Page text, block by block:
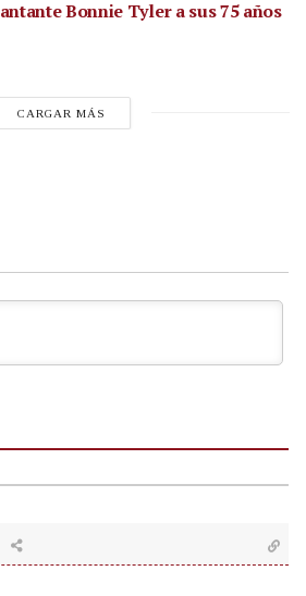
Bonnie Tyler a sus 75 años
CARGAR MÁS